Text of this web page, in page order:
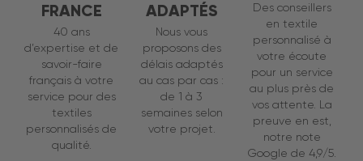
FRANCE
40 ans
d’expertise et de
savoir-faire
français à votre
service pour des
textiles
personnalisés de
qualité.
ADAPTÉS
Nous vous
proposons des
délais adaptés
au cas par cas :
de 1 à 3
semaines selon
votre projet.
Des conseillers
en textile
personnalisé à
votre écoute
pour un service
au plus près de
vos attente. La
preuve en est,
notre note
Google de 4,9/5.